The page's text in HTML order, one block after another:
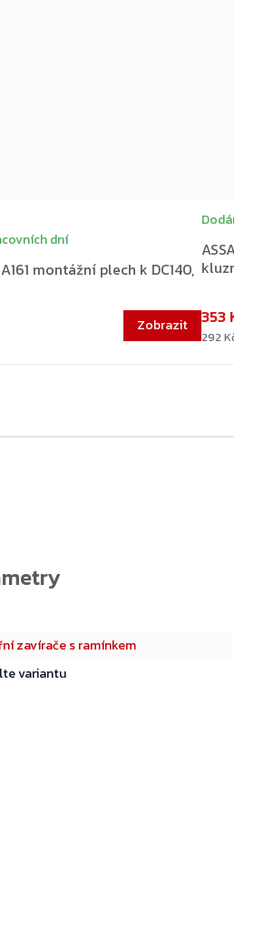
montážní plech k DC140,
dní
ASSA
Dodání
292 Kč
353 Kč
zavírače s ramínkem
variantu